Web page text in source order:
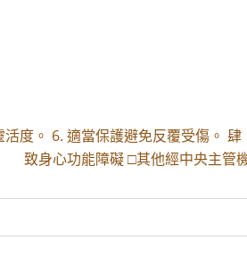
度。 6. 適當保護避免反覆受傷。 肆
致身心功能障礙 □其他經中央主管